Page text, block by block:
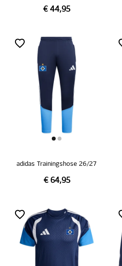
€ 44,95
adidas Trainingshose 26/27
€ 64,95